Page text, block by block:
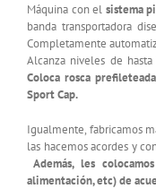
Máquina con el sistema
banda transportadora
Completamente
Alcanza niveles de
Coloca rosca
Sport Cap.
Igualmente, fabricamos
las hacemos acordes y
Además, les
alimentación, etc) de